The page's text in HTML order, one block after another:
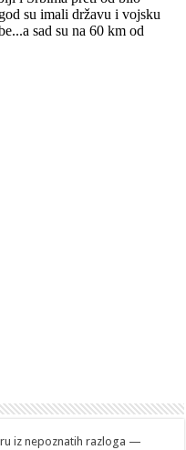
iz nepoznatih razloga —